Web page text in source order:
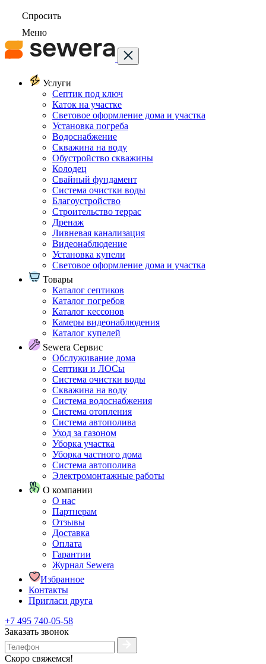
Спросить
Меню
Услуги
Септик под ключ
Каток на участке
Световое оформление дома и участка
Установка погреба
Водоснабжение
Скважина на воду
Обустройство скважины
Колодец
Свайный фундамент
Система очистки воды
Благоустройство
Строительство террас
Дренаж
Ливневая канализация
Видеонаблюдение
Установка купели
Световое оформление дома и участка
Товары
Каталог септиков
Каталог погребов
Каталог кессонов
Камеры видеонаблюдения
Каталог купелей
Sewera Сервис
Обслуживание дома
Септики и ЛОСы
Система очистки воды
Скважина на воду
Система водоснабжения
Система отопления
Система автополива
Уход за газоном
Уборка участка
Уборка частного дома
Система автополива
Электромонтажные работы
О компании
О нас
Партнерам
Отзывы
Доставка
Оплата
Гарантии
Журнал Sewera
Избранное
Контакты
Пригласи друга
+7 495 740-05-58
Заказать звонок
Скоро свяжемся!